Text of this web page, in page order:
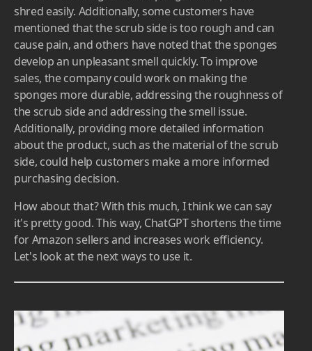
The above improvements are identified as follows.
Based on the reviews, it seems that the main issue
with the product is its durability, with many
customers noting that the sponges fall apart or
shred easily. Additionally, some customers have
mentioned that the scrub side is too rough and can
cause pain, and others have noted that the sponges
develop an unpleasant smell quickly. To improve
sales, the company could work on making the
sponges more durable, addressing the roughness of
Additionally, providing more detailed information
about the product, such as the material of the scrub
side, could help customers make a more informed
purchasing decision.
it's pretty good. This way, ChatGPT shortens the time
for Amazon sellers and increases work efficiency.
Let's look at the next ways to use it.